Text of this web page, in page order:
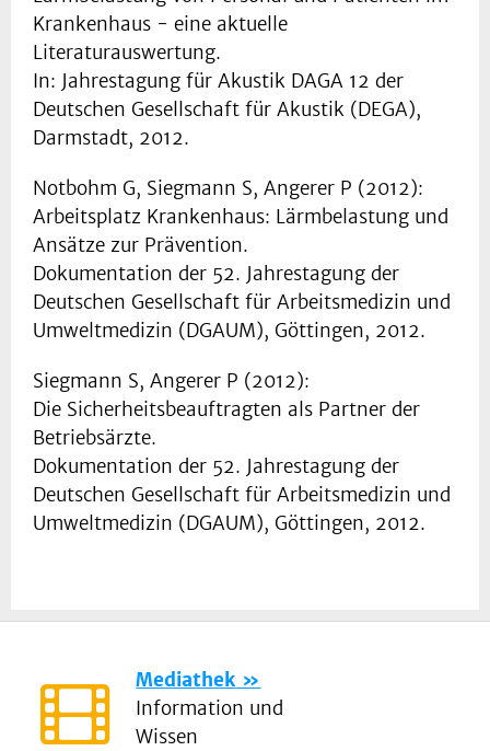
Krankenhaus - eine aktuelle
Literaturauswertung.
In: Jahrestagung für Akustik DAGA 12 der
Deutschen Gesellschaft für Akustik (DEGA),
Darmstadt, 2012.
Notbohm G, Siegmann S, Angerer P (2012):
Arbeitsplatz Krankenhaus: Lärmbelastung und
Ansätze zur Prävention.
Dokumentation der 52. Jahrestagung der
Deutschen Gesellschaft für Arbeitsmedizin und
Umweltmedizin (DGAUM), Göttingen, 2012.
Siegmann S, Angerer P (2012):
Die Sicherheitsbeauftragten als Partner der
Betriebsärzte.
Dokumentation der 52. Jahrestagung der
Deutschen Gesellschaft für Arbeitsmedizin und
Umweltmedizin (DGAUM), Göttingen, 2012.
Mediathek
Information und
Wissen